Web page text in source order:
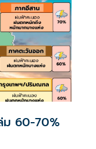
ม 60-70%